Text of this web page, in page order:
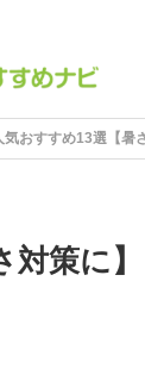
おすすめ13選【暑
策に】